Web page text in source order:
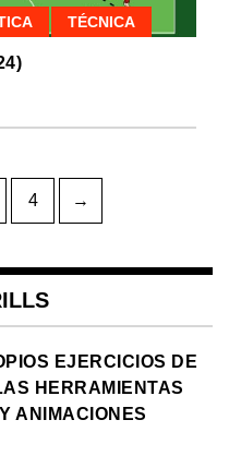
TÉCNICA
Page
4 →
EJERCICIOS DE
HERRAMIENTAS
ANIMACIONES